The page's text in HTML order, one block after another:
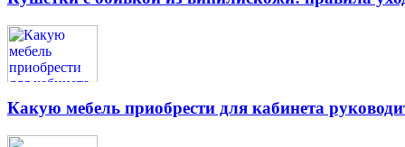
Какую мебель приобрести для кабинета